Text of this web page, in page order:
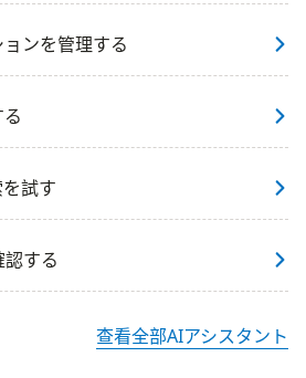
ンを管理する
試す
する
查看全部AIアシスタント